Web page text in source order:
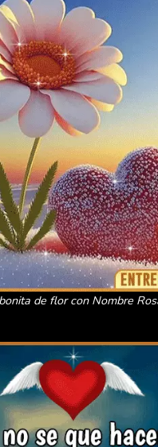
de flor con Nombre